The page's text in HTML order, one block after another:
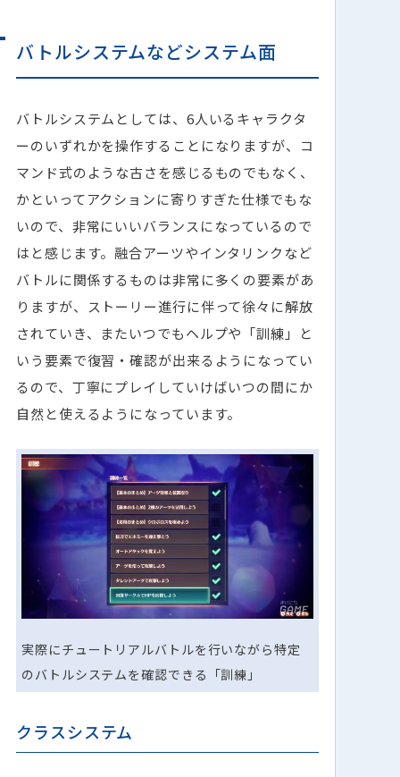
バトルシステムなどシステム面
バトルシステムとしては、6人いるキャラクタ
ーのいずれかを操作することになりますが、コ
マンド式のような古さを感じるものでもなく、
かといってアクションに寄りすぎた仕様でもな
いので、非常にいいバランスになっているので
はと感じます。融合アーツやインタリンクなど
バトルに関係するものは非常に多くの要素があ
りますが、ストーリー進行に伴って徐々に解放
されていき、またいつでもヘルプや「訓練」と
いう要素で復習・確認が出来るようになってい
るので、丁寧にプレイしていけばいつの間にか
自然と使えるようになっています。
実際にチュートリアルバトルを行いながら特定
のバトルシステムを確認できる「訓練」
クラスシステム